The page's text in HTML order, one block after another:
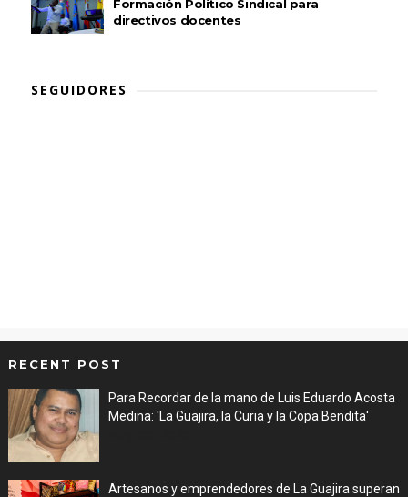
Formación Político Sindical para
directivos docentes
SEGUIDORES
RECENT POST
Para Recordar de la mano de Luis Eduardo Acosta
Medina: 'La Guajira, la Curia y la Copa Bendita'
Artesanos y emprendedores de La Guajira superan